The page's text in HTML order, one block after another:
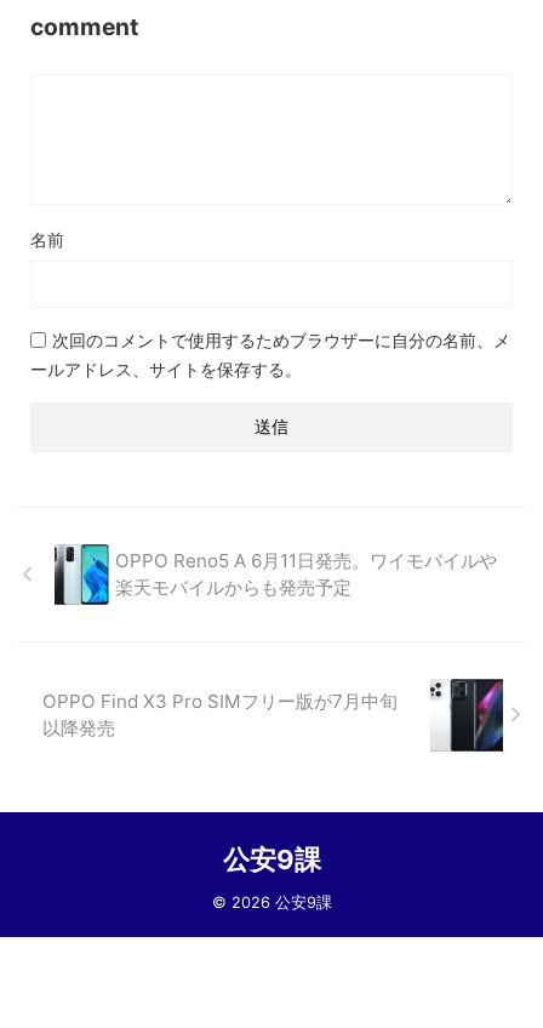
comment
名前
次回のコメントで使用するためブラウザーに自分の名前、メ
ールアドレス、サイトを保存する。
OPPO Reno5 A 6月11日発売。ワイモバイルや
楽天モバイルからも発売予定
OPPO Find X3 Pro SIMフリー版が7月中旬
以降発売
公安9課
© 2026 公安9課